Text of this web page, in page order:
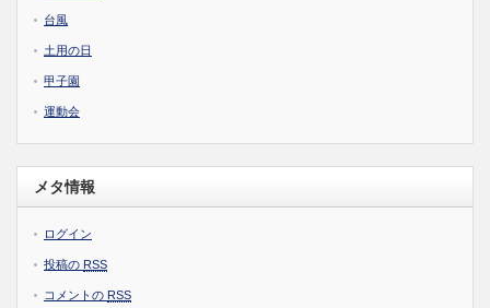
台風
土用の日
甲子園
運動会
メタ情報
ログイン
投稿の RSS
コメントの RSS